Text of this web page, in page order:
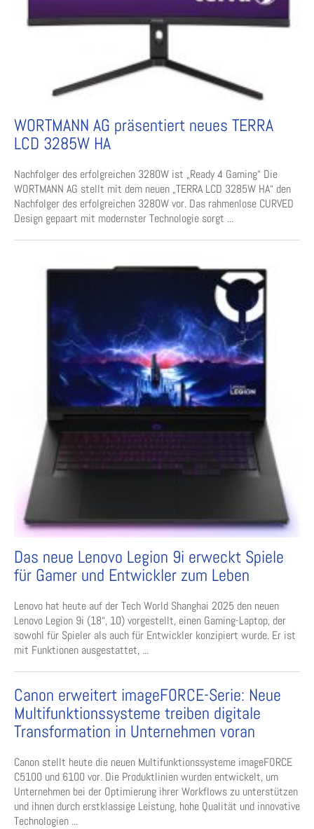
WORTMANN AG präsentiert neues TERRA
LCD 3285W HA
Nachfolger des erfolgreichen 3280W ist „Ready 4 Gaming“ Die
WORTMANN AG stellt mit dem neuen „TERRA LCD 3285W HA“ den
Nachfolger des erfolgreichen 3280W vor. Das rahmenlose CURVED
Design gepaart mit modernster Technologie sorgt ...
Das neue Lenovo Legion 9i erweckt Spiele
für Gamer und Entwickler zum Leben
Lenovo hat heute auf der Tech World Shanghai 2025 den neuen
Lenovo Legion 9i (18“, 10) vorgestellt, einen Gaming-Laptop, der
sowohl für Spieler als auch für Entwickler konzipiert wurde. Er ist
mit Funktionen ausgestattet, ...
Canon erweitert imageFORCE-Serie: Neue
Multifunktionssysteme treiben digitale
Transformation in Unternehmen voran
Canon stellt heute die neuen Multifunktionssysteme imageFORCE
C5100 und 6100 vor. Die Produktlinien wurden entwickelt, um
Unternehmen bei der Optimierung ihrer Workflows zu unterstützen
und ihnen durch erstklassige Leistung, hohe Qualität und innovative
Technologien ...